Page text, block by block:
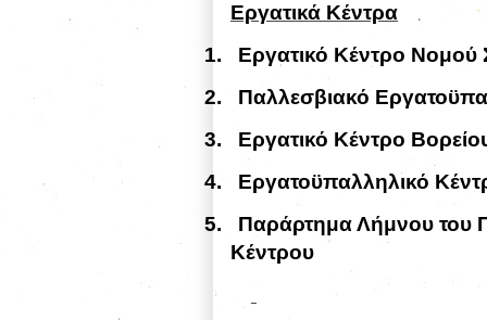
Εργατικά Κέντρα
1.
Εργατικό Κέντρο Νομού
2.
Παλλεσβιακό
3.
Εργατικό Κέντρο
4.
Εργατοϋπαλληλικό
5.
Παράρτημα Λήμνου του
Κέντρου